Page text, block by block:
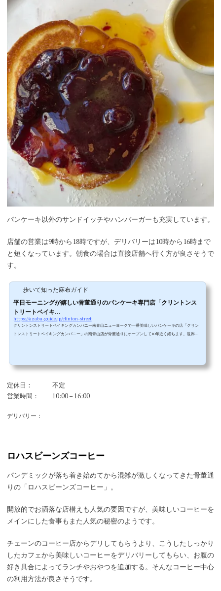
パンケーキ以外のサンドイッチやハンバーガーも充実しています。
店舗の営業は9時から18時ですが、デリバリーは10時から16時まで
と短くなっています。朝食の場合は直接店舗へ行く方が良さそうで
す。
歩いて知った麻布ガイド
平日モーニングが嬉しい骨董通りのパンケーキ専門店「クリントンス
トリートベイキ...
https://azabu-guide.jp/clinton-street
クリントンストリートベイキングカンパニー南青山ニューヨークで一番美味しいパンケーキの店「クリン
トンストリートベイキングカンパニー」の南青山店が骨董通りにオープンして10年近く経ちます。世界一
定休日：
営業時間：
デリバリー：
不定
10:00 – 16:00
ロハスビーンズコーヒー
パンデミックが落ち着き始めてから混雑が激しくなってきた骨董通
りの「ロハスビーンズコーヒー」。
開放的でお洒落な店構えも人気の要因ですが、美味しいコーヒーを
メインにした食事もまた人気の秘密のようです。
チェーンのコーヒー店からデリしてもらうより、こうしたしっかり
したカフェから美味しいコーヒーをデリバリーしてもらい、お腹の
好き具合によってランチやおやつを追加する。そんなコーヒー中心
の利用方法が良さそうです。